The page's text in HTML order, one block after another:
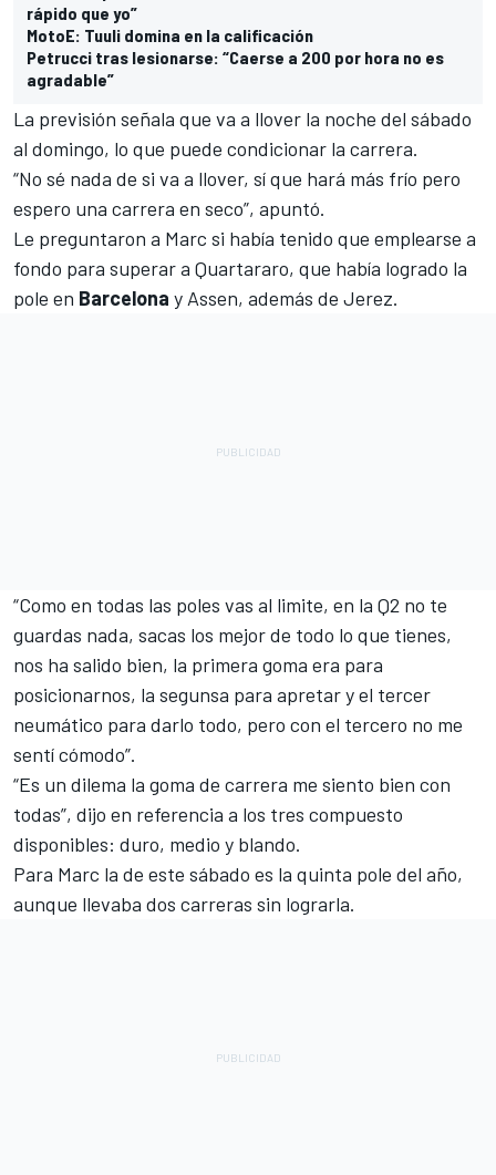
rápido que yo”
MotoE: Tuuli domina en la calificación
Petrucci tras lesionarse: “Caerse a 200 por hora no es
agradable”
La previsión señala que va a llover la noche del sábado
al domingo, lo que puede condicionar la carrera.
“No sé nada de si va a llover, sí que hará más frío pero
espero una carrera en seco”, apuntó.
Le preguntaron a Marc si había tenido que emplearse a
fondo para superar a Quartararo, que había logrado la
pole en Barcelona y Assen, además de Jerez.
“Como en todas las poles vas al limite, en la Q2 no te
guardas nada, sacas los mejor de todo lo que tienes,
nos ha salido bien, la primera goma era para
posicionarnos, la segunsa para apretar y el tercer
neumático para darlo todo, pero con el tercero no me
sentí cómodo”.
“Es un dilema la goma de carrera me siento bien con
todas”, dijo en referencia a los tres compuesto
disponibles: duro, medio y blando.
Para Marc la de este sábado es la quinta pole del año,
aunque llevaba dos carreras sin lograrla.